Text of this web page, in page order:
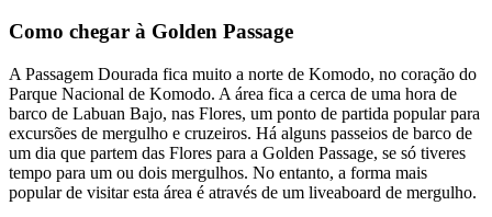
Como chegar à Golden Passage
A Passagem Dourada fica muito a norte de Komodo, no coração do
Parque Nacional de Komodo. A área fica a cerca de uma hora de
barco de Labuan Bajo, nas Flores, um ponto de partida popular para
excursões de mergulho e cruzeiros. Há alguns passeios de barco de
um dia que partem das Flores para a Golden Passage, se só tiveres
tempo para um ou dois mergulhos. No entanto, a forma mais
popular de visitar esta área é através de um liveaboard de mergulho.